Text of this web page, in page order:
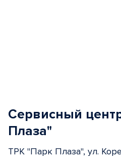
Сервисный
Плаза"
ТРК "Парк Плаза", ул.